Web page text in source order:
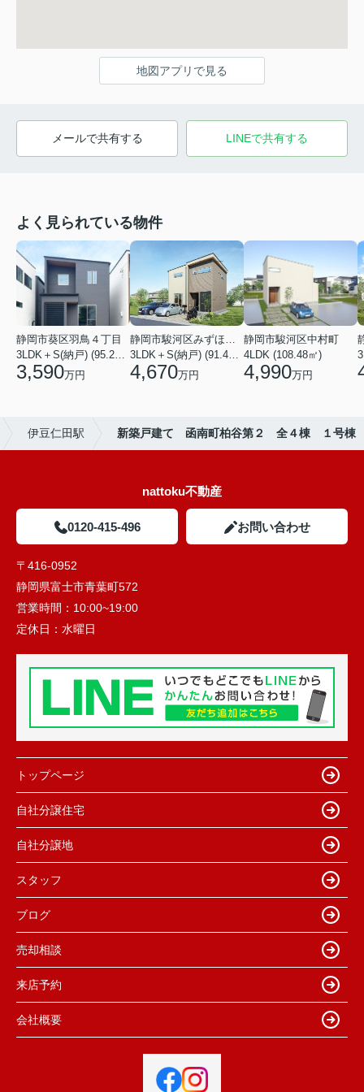
地図アプリで見る
メールで共有する LINEで共有する
よく見られている物件
静岡市葵区羽鳥４丁目
3LDK＋S(納戸) (95.22㎡)
3,590万円
静岡市駿河区みずほ２丁目
3LDK＋S(納戸) (91.49㎡)
4,670万円
静岡市駿河区中村町
4LDK (108.48㎡)
4,990万円
伊豆仁田駅 新築戸建て 函南町柏谷第２ 全４棟 １号棟
nattoku不動産
0120-415-496 お問い合わせ
〒416-0952
静岡県富士市青葉町572
営業時間： 10:00~19:00
定休日： 水曜日
トップページ
自社分譲住宅
自社分譲地
スタッフ
ブログ
売却相談
来店予約
会社概要